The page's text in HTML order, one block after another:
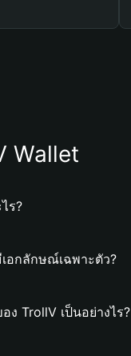
Wallet
ร?
อกลักษณ์เฉพาะตัว?
TrollV เป็นอย่างไร?